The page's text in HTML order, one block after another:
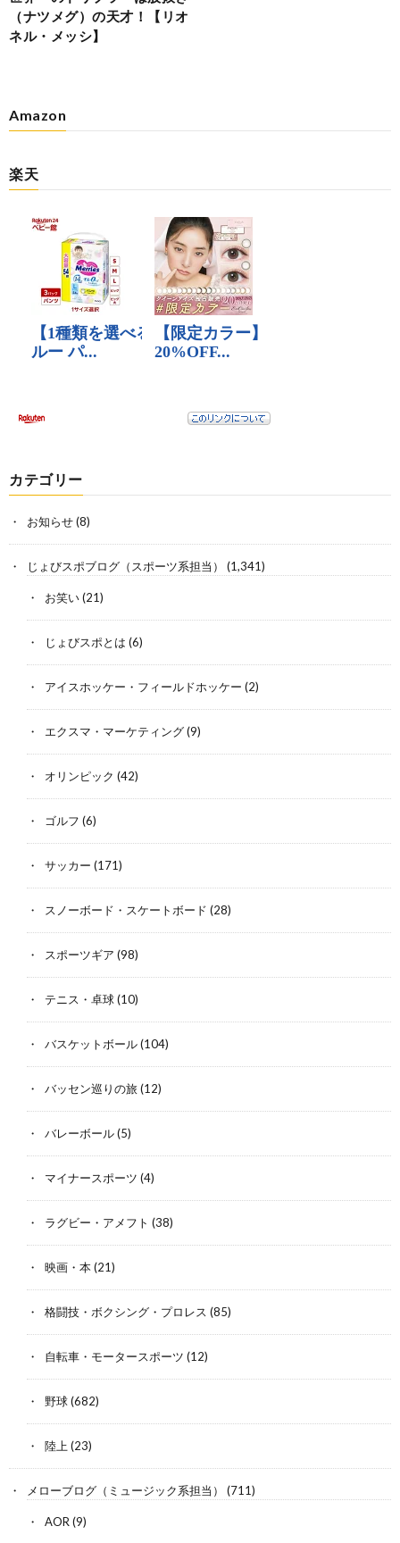
（ナツメグ）の天才！【リオ
ネル・メッシ】
Amazon
楽天
カテゴリー
お知らせ(8)
じょびスポブログ（スポーツ系担当） (1,341)
お笑い(21)
じょびスポとは (6)
アイスホッケー・フィールドホッケー (2)
エクスマ・マーケティング(9)
オリンピック (42)
ゴルフ (6)
サッカー (171)
スノーボード・スケートボード (28)
スポーツギア (98)
テニス・卓球(10)
バスケットボール(104)
バッセン巡りの旅(12)
バレーボール(5)
マイナースポーツ (4)
ラグビー・アメフト (38)
映画・本(21)
格闘技・ボクシング・プロレス (85)
自転車・モータースポーツ (12)
野球(682)
陸上 (23)
メローブログ（ミュージック系担当） (711)
AOR (9)